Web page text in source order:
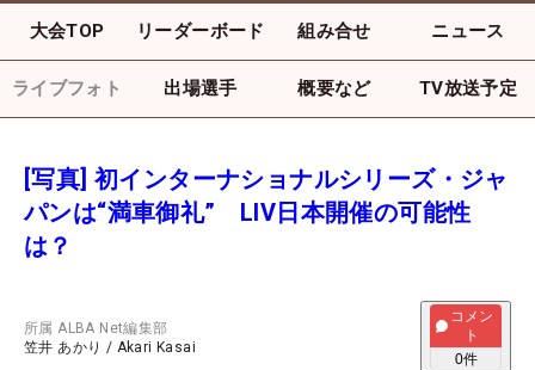
大会TOP リーダーボード 組み合せ ニュース
ライブフォト 出場選手 概要など TV放送予定
[写真] 初インターナショナルシリーズ・ジャ
パンは“満車御礼” LIV日本開催の可能性
は？
所属ALBA Net編集部
笠井 あかり / Akari Kasai
コメン
ト
0件